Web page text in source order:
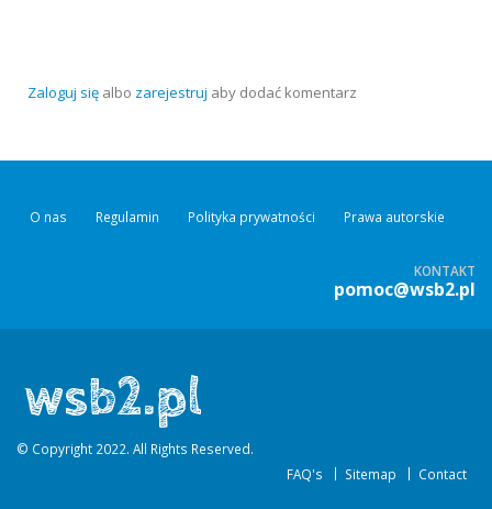
Zaloguj się albo zarejestruj aby dodać komentarz
O nas Regulamin Polityka prywatności Prawa autorskie
KONTAKT
pomoc@wsb2.pl
© Copyright 2022. All Rights Reserved.
FAQ's
Sitemap Contact